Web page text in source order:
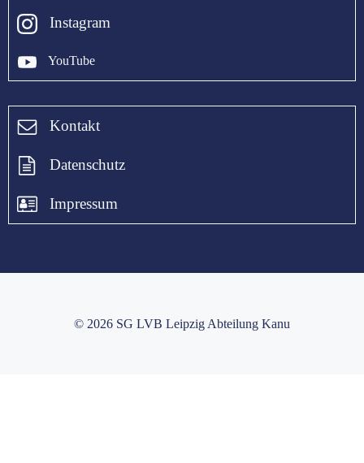
Instagram
YouTube
Kontakt
Datenschutz
Impressum
© 2026 SG LVB Leipzig Abteilung Kanu